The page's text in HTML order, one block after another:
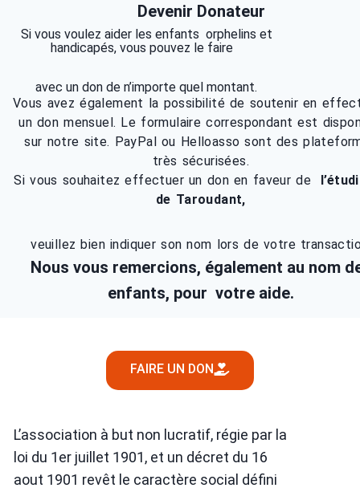
Devenir Donateur
Si vous voulez aider les enfants orphelins et
handicapés, vous pouvez le faire
avec un don de n’importe quel montant.
Vous avez également la possibilité de soutenir en
un don mensuel. Le formulaire correspondant est
sur notre site. PayPal ou Helloasso sont des
très sécurisées.
Si vous souhaitez effectuer un don en faveur de
de Taroudant,
veuillez bien indiquer son nom lors de votre
Nous vous remercions, également au nom
enfants, pour votre aide.
FAIRE UN DON
L’association à but non lucratif, régie par la
loi du 1er juillet 1901, et un décret du 16
aout 1901 revêt le caractère social défini